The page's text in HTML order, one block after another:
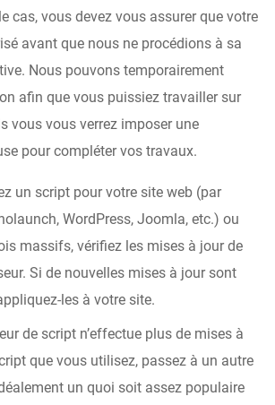
cas, vous devez vous assurer que votre
avant que nous ne procédions à sa
Nous pouvons temporairement
afin que vous puissiez travailler sur
vous vous verrez imposer une
pour compléter vos travaux.
un script pour votre site web (par
WordPress, Joomla, etc.) ou
massifs, vérifiez les mises à jour de
Si de nouvelles mises à jour sont
les à votre site.
de script n’effectue plus de mises à
que vous utilisez, passez à un autre
un quoi soit assez populaire